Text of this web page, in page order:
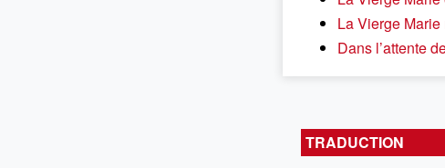
La Vierge
Dans l’attente
TRADUCTION